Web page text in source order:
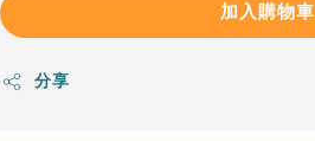
加入購物車
分享